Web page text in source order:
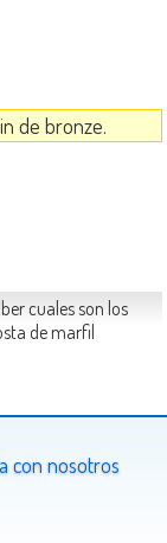
de bronze.
cuales son los
de marfil
con nosotros